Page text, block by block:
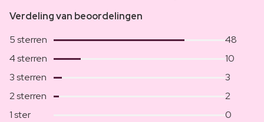
Verdeling van beoordelingen
5 sterren
48
4 sterren
10
3 sterren
3
2 sterren
2
1 ster
0